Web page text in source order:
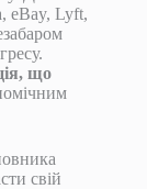
eBay, Lyft,
що
свій